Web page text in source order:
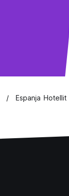
Espanja Hotellit